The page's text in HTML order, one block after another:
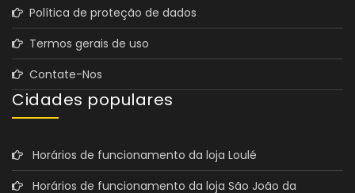
Política de proteção de dados
Termos gerais de uso
Contate-Nos
Cidades populares
Horários de funcionamento da loja Loulé
Horários de funcionamento da loja São João da